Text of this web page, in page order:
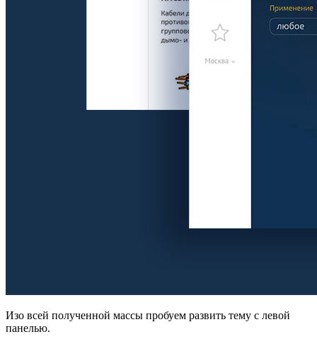
Изо всей полученной массы пробуем развить тему с левой
панелью.